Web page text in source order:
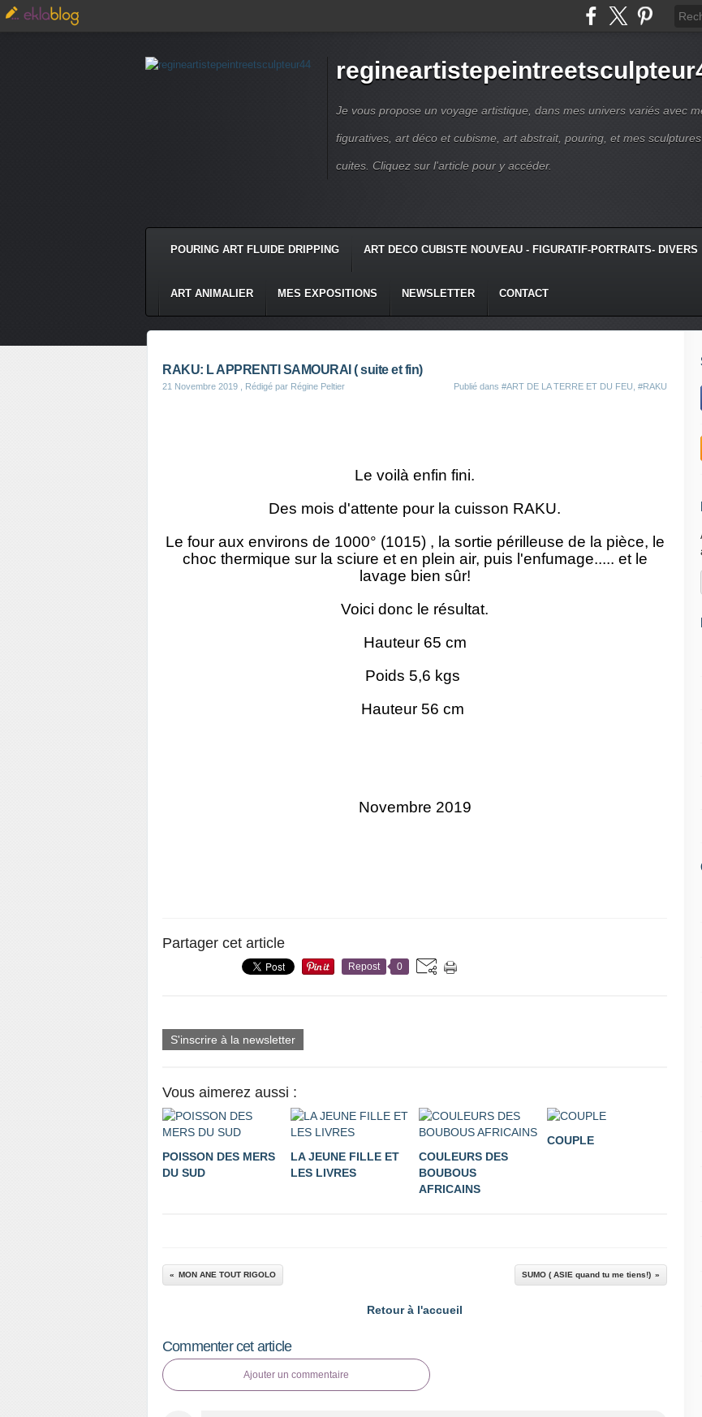
Je vous propose un voyage artistique, dans mes univers variés avec
figuratives, art déco et cubisme, art abstrait, pouring, et mes
cuites. Cliquez sur l'article pour y accéder.
POURING ART FLUIDE DRIPPING ART DECO CUBISTE NOUVEAU - FIGURATIF-PORTRAITS- DIVERS
ART ANIMALIER MES EXPOSITIONS NEWSLETTER CONTACT
RAKU: L APPRENTI SAMOURAI ( suite et fin)
21 Novembre 2019 , Rédigé par Régine Peltier Publié dans #ART DE LA TERRE ET DU FEU #RAKU
Le voilà enfin fini.
Des mois d'attente pour la cuisson RAKU.
Le four aux environs de 1000° (1015) , la sortie périlleuse de la pièce, le
choc thermique sur la sciure et en plein air, puis l'enfumage..... et le
lavage bien sûr!
Voici donc le résultat.
Hauteur 65 cm
Poids 5,6 kgs
Hauteur 56 cm
Novembre 2019
Partager cet article
Repost 0
S'inscrire à la newsletter
Vous aimerez aussi :
POISSON DES MERS
DU SUD
LA JEUNE FILLE ET
LES LIVRES
COULEURS DES
BOUBOUS
AFRICAINS
COUPLE
MON ANE TOUT RIGOLO SUMO ( ASIE quand tu me tiens!)
Retour à l'accueil
Commenter cet article
Ajouter un commentaire